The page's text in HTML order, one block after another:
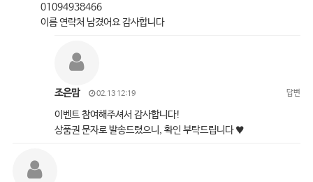
01094938466
이름 연락처 남겼어요 감사합니다
조은맘 02.13 12:19 답변
이벤트 참여해주셔서 감사합니다!
상품권 문자로 발송드렸으니, 확인 부탁드립니다 ♥